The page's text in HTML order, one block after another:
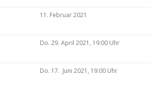
11. Februar 2021
Do. 29. April 2021, 19:00 Uhr
Do. 17. Juni 2021, 19:00 Uhr